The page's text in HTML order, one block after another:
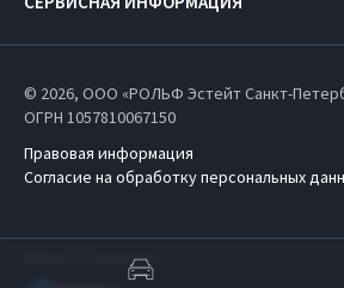
© 2026, ООО «РОЛЬФ Эстейт Санкт-
ОГРН 1057810067150
Правовая информация
Согласие на обработку персональных
Работает на технологиях